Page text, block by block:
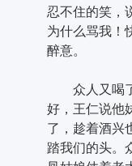
忍不住的笑，
为什么骂我！
醉意。
众人又喝了
好，王仁说他
了，趁着酒兴
踏我们的头。